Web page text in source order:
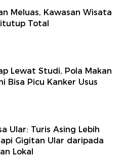
Meluas, Kawasan Wisata
Total
Lewat Studi, Pola Makan
Bisa Picu Kanker Usus
Ular: Turis Asing Lebih
Gigitan Ular daripada
Lokal